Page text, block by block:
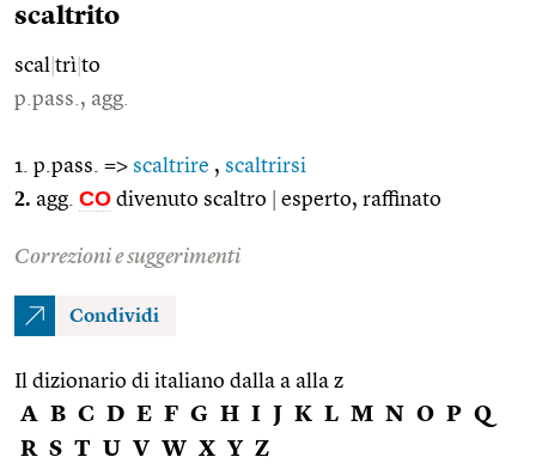
scaltrito
scal trì to
p.pass., agg.
1. p.pass. => scaltrire , scaltrirsi
2. agg. CO divenuto scaltro esperto, raffinato
Correzioni e suggerimenti
Condividi
Il dizionario di italiano dalla a alla z
A B C D E F G H I J K L M N O P Q
R S T U V W X Y Z